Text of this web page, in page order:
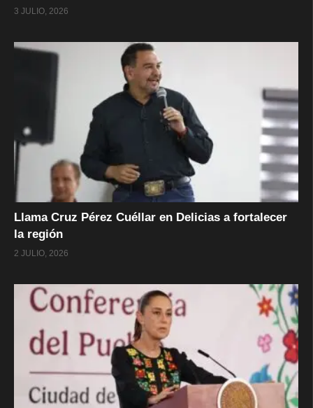
3 JULIO, 2026
Llama Cruz Pérez Cuéllar en Delicias a fortalecer
la región
2 JULIO, 2026